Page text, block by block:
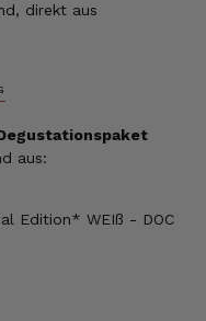
direkt aus
aus:
Edition* WEIß - DOC